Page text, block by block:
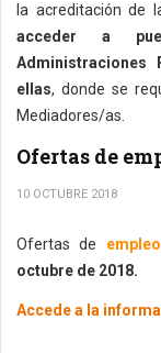
la acreditación de
acceder a
Administraciones
ellas, donde se
Mediadores/as.
Ofertas de
10 OCTUBRE 2018
Ofertas de
octubre de 2018.
Accede a la